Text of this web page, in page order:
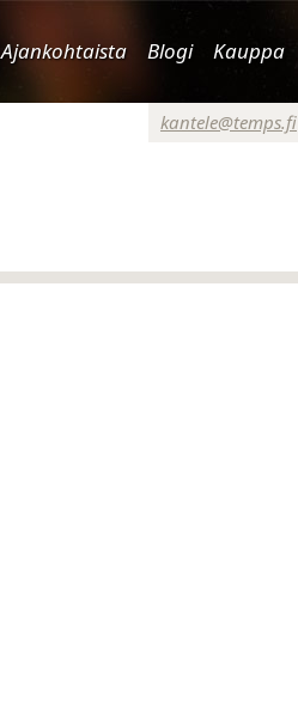
Ajankohtaista Blogi Kauppa
kantele@temps.fi